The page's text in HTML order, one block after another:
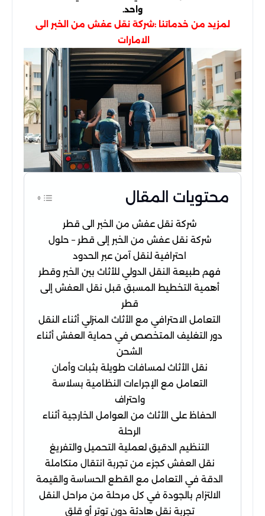
واحد.
لمزيد من خدماتنا :شركة نقل عفش من الخبر الى
الامارات
محتويات المقال
شركة نقل عفش من الخبر الى قطر
شركة نقل عفش من الخبر إلى قطر – حلول
احترافية لنقل آمن عبر الحدود
فهم طبيعة النقل الدولي للأثاث بين الخبر وقطر
أهمية التخطيط المسبق قبل نقل العفش إلى
قطر
التعامل الاحترافي مع الأثاث المنزلي أثناء النقل
دور التغليف المتخصص في حماية العفش أثناء
الشحن
نقل الأثاث لمسافات طويلة بثبات وأمان
التعامل مع الإجراءات النظامية بسلاسة
واحتراف
الحفاظ على الأثاث من العوامل الخارجية أثناء
الرحلة
التنظيم الدقيق لعملية التحميل والتفريغ
نقل العفش كجزء من تجربة انتقال متكاملة
الدقة في التعامل مع القطع الحساسة والقيمة
الالتزام بالجودة في كل مرحلة من مراحل النقل
تجربة نقل هادئة دون توتر أو قلق